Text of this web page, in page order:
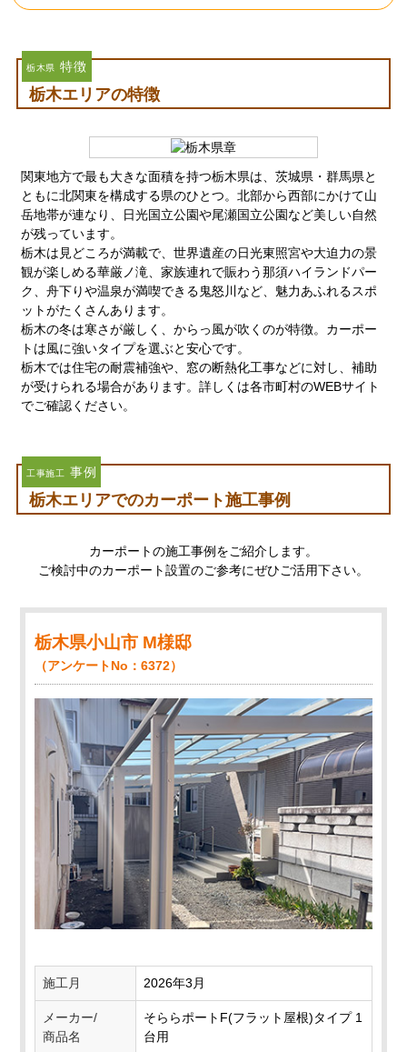
栃木県 特徴
栃木エリアの特徴
関東地方で最も大きな面積を持つ栃木県は、茨城県・群馬県と
ともに北関東を構成する県のひとつ。北部から西部にかけて山
岳地帯が連なり、日光国立公園や尾瀬国立公園など美しい自然
が残っています。
栃木は見どころが満載で、世界遺産の日光東照宮や大迫力の景
観が楽しめる華厳ノ滝、家族連れで賑わう那須ハイランドパー
ク、舟下りや温泉が満喫できる鬼怒川など、魅力あふれるスポ
ットがたくさんあります。
栃木の冬は寒さが厳しく、からっ風が吹くのが特徴。カーポー
トは風に強いタイプを選ぶと安心です。
栃木では住宅の耐震補強や、窓の断熱化工事などに対し、補助
が受けられる場合があります。詳しくは各市町村のWEBサイト
でご確認ください。
工事施工 事例
栃木エリアでのカーポート施工事例
カーポートの施工事例をご紹介します。
ご検討中のカーポート設置のご参考にぜひご活用下さい。
栃木県小山市 M様邸
（アンケートNo：6372）
施工月 2026年3月
メーカー/
商品名
そららポートF(フラット屋根)タイプ 1
台用